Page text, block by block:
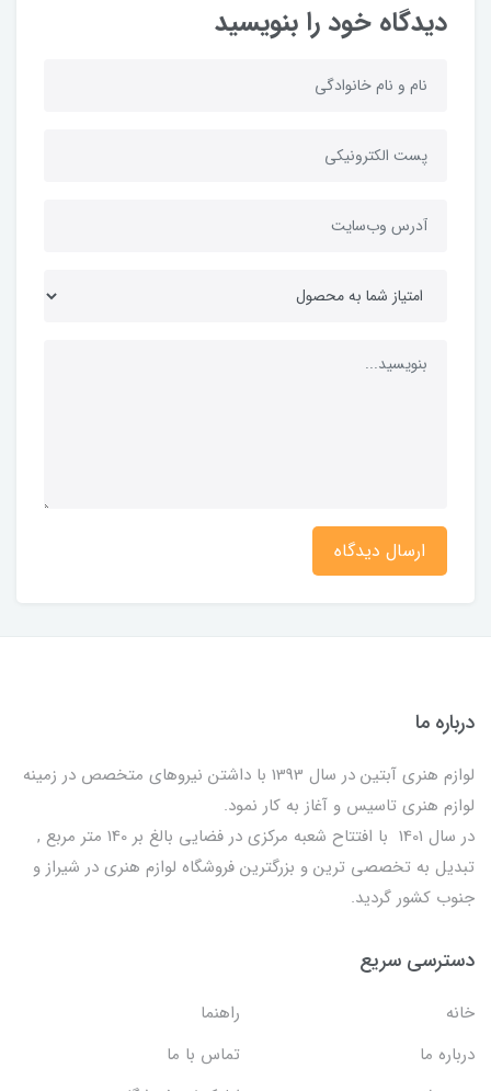
دیدگاه خود را بنویسید
ارسال دیدگاه
درباره ما
لوازم هنری آبتین در سال 1393 با داشتن نیروهای متخصص در زمینه
لوازم هنری تاسیس و آغاز به کار نمود.
در سال 1401 با افتتاح شعبه مرکزی در فضایی بالغ بر 140 متر مربع ,
تبدیل به تخصصی ترین و بزرگترین فروشگاه لوازم هنری در شیراز و
جنوب کشور گردید.
دسترسی سریع
خانه
راهنما
درباره ما
تماس با ما